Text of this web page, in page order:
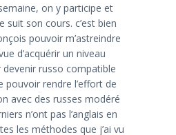
on y participe et
suit son cours. c’est bien
pouvoir m’astreindre
d’acquérir un niveau
russo compatible
pouvoir rendre l’effort de
avec des russes modéré
n’ont pas l’anglais en
les méthodes que j’ai vu